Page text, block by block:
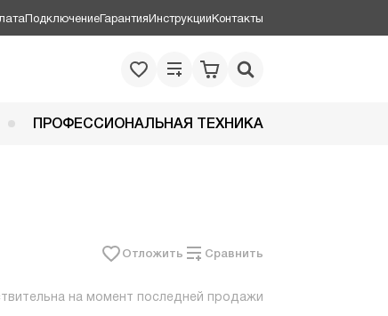
ПодключениеГарантияИнструкцииКонтакты
ПРОФЕССИОНАЛЬНАЯ ТЕХНИКА
Отложить Сравнить
на момент последней продажи